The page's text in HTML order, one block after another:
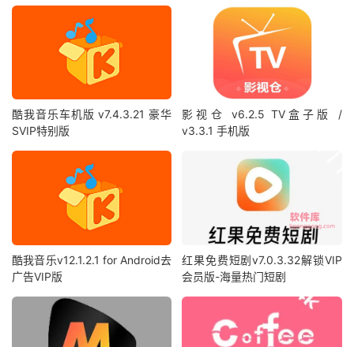
酷我音乐车机版 v7.4.3.21 豪华
SVIP特别版
影视仓 v6.2.5 TV盒子版 /
v3.3.1 手机版
酷我音乐v12.1.2.1 for Android去
广告VIP版
红果免费短剧v7.0.3.32解锁VIP
会员版-海量热门短剧